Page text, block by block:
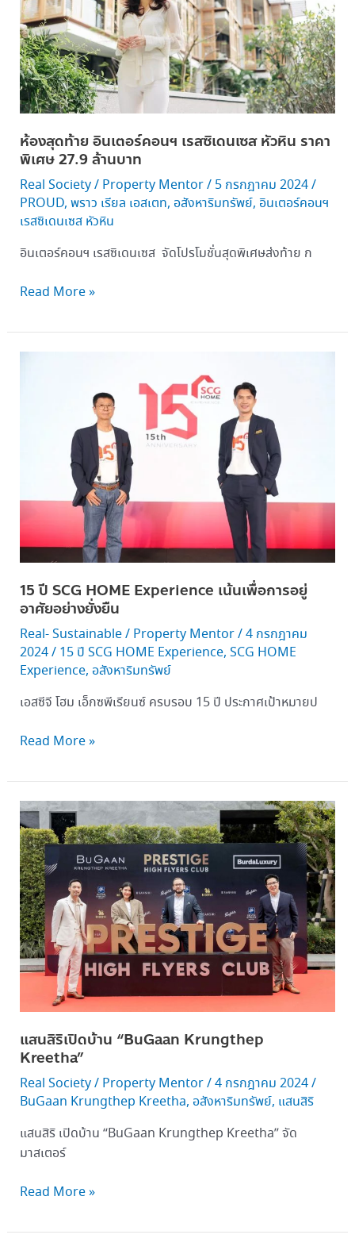
ห้องสุดท้าย อินเตอร์คอนฯ เรสซิเดนเซส หัวหิน ราคา
พิเศษ 27.9 ล้านบาท
Real Society/ Property Mentor/ 5 กรกฎาคม 2024/
PROUD, พราว เรียล เอสเตท, อสังหาริมทรัพย์, อินเตอร์คอนฯ
เรสซิเดนเซส หัวหิน
อินเตอร์คอนฯ เรสซิเดนเซส จัดโปรโมชั่นสุดพิเศษส่งท้าย ก
เรส
ซิ
เดน
เซส
หัวหิน ราคา
พิเศษ
27.9 ล้าน
บาท
Read More »
15 ปี SCG HOME Experience เน้นเพื่อการอยู่
อาศัยอย่างยั่งยืน
Real- Sustainable/ Property Mentor/4 กรกฎาคม
2024/ 15 ปี SCG HOME Experience, SCG HOME
Experience, อสังหาริมทรัพย์
เอสซีจี โฮม เอ็กซพีเรียนซ์ ครบรอบ 15 ปี ประกาศเป้าหมายป
Experience เน้น
อาศัย
อย่าง
ยั่งยืน
Read More »
แสนสิริเปิดบ้าน “BuGaan Krungthep
Kreetha”
Real Society/ Property Mentor/4 กรกฎาคม 2024/
BuGaan Krungthep Kreetha, อสังหาริมทรัพย์, แสนสิริ
แสนสิริ เปิดบ้าน “BuGaan Krungthep Kreetha” จัด
มาสเตอร์
แสน
สิริ
เปิด
บ้าน “BuGaan
Krungthep
Kreetha”
Read More »